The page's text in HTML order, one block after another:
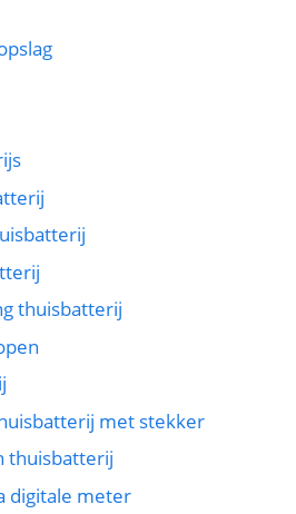
thuisbatterij
met stekker
thuisbatterij
digitale meter